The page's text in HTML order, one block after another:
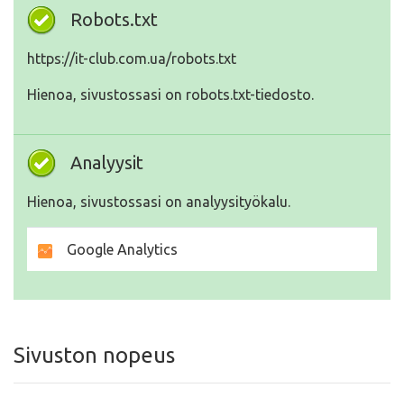
Robots.txt
https://it-club.com.ua/robots.txt
Hienoa, sivustossasi on robots.txt-tiedosto.
Analyysit
Hienoa, sivustossasi on analyysityökalu.
Google Analytics
Sivuston nopeus